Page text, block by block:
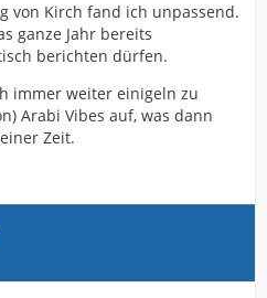
von Kirch fand ich unpassend.
ganze Jahr bereits
berichten dürfen.
immer weiter einigeln zu
Arabi Vibes auf, was dann
Zeit.